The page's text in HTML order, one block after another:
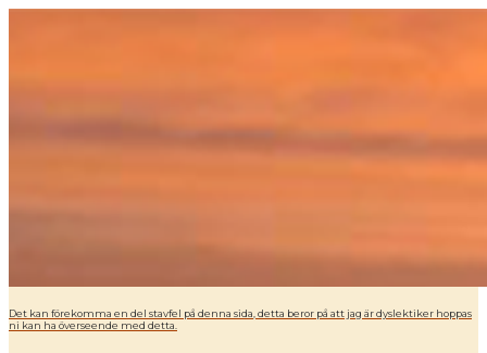
Det kan förekomma en del stavfel på denna sida, detta beror på att jag är dyslektiker hoppas
ni kan ha överseende med detta.